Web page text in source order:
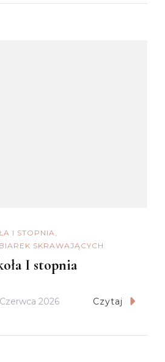
I STOPNIA
SKRAWAJĄCYCH
I stopnia
2026 Czytaj